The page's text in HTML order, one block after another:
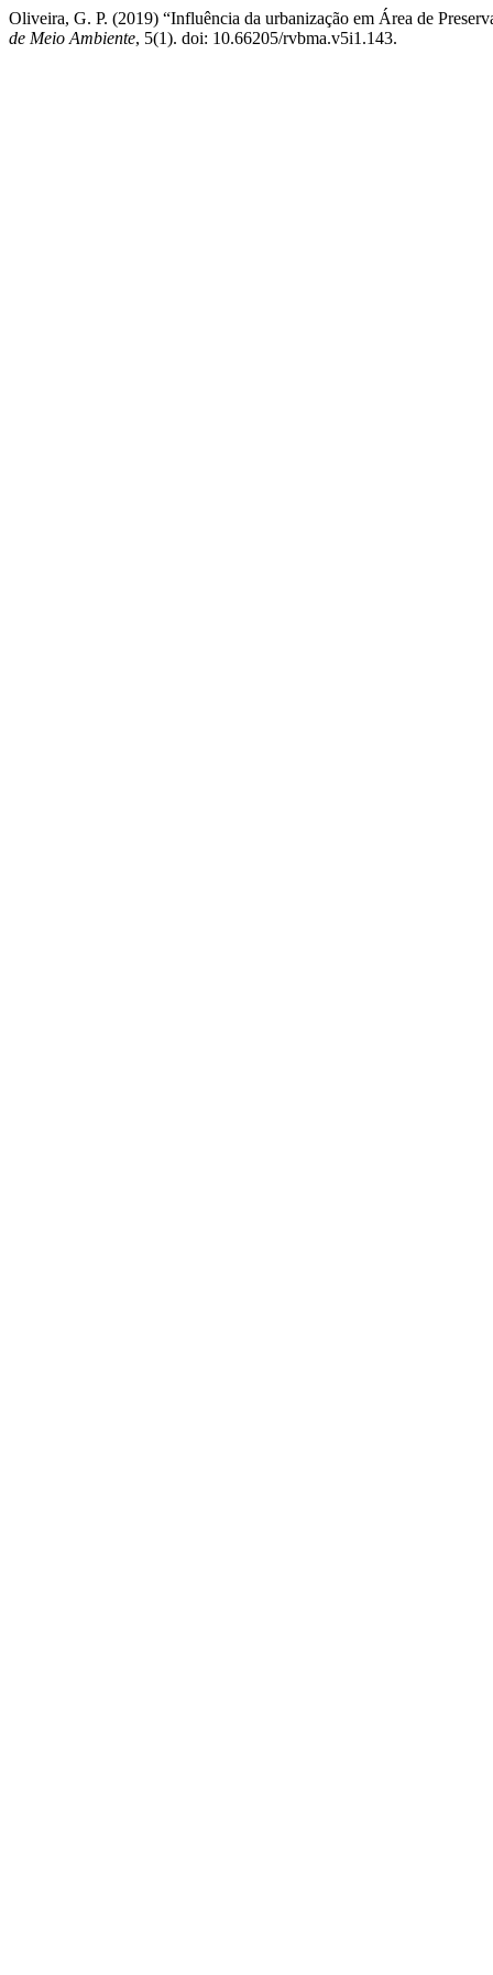
Oliveira, G. P. (2019) “Influência da urbanização em Área de
de Meio Ambiente, 5(1). doi: 10.66205/rvbma.v5i1.143.